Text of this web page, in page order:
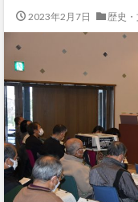
2023年2月7日 歴史